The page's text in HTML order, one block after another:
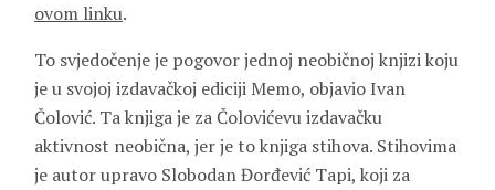
ovom linku.
To svjedočenje je pogovor jednoj neobičnoj knjizi koju
je u svojoj izdavačkoj ediciji Memo, objavio Ivan
Čolović. Ta knjiga je za Čolovićevu izdavačku
aktivnost neobična, jer je to knjiga stihova. Stihovima
je autor upravo Slobodan Đorđević Tapi, koji za